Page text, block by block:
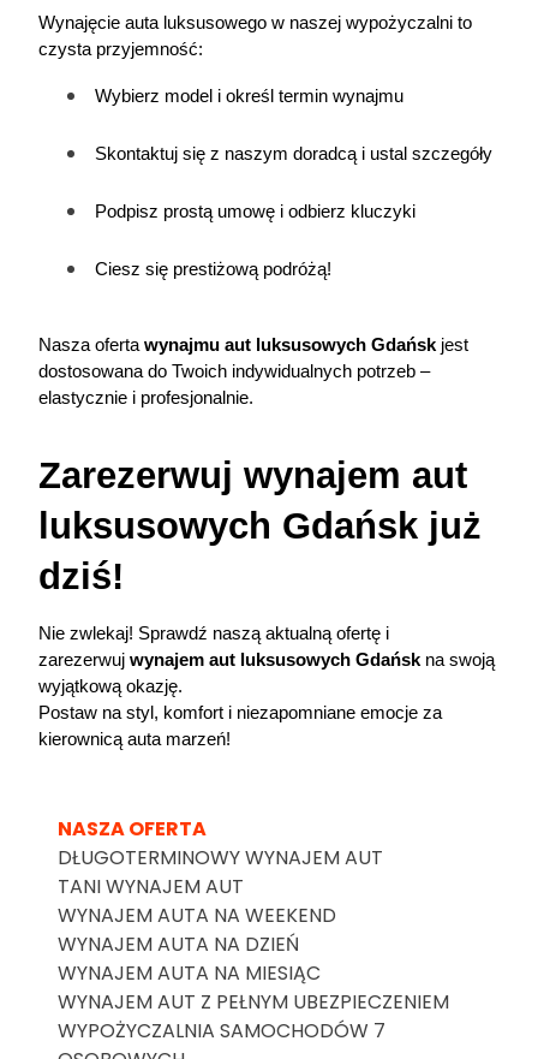
NASZA OFERTA
DŁUGOTERMINOWY WYNAJEM AUT
TANI WYNAJEM AUT
WYNAJEM AUTA NA WEEKEND
WYNAJEM AUTA NA DZIEŃ
WYNAJEM AUTA NA MIESIĄC
WYNAJEM AUT Z PEŁNYM UBEZPIECZENIEM
WYPOŻYCZALNIA SAMOCHODÓW 7
Wynajęcie auta luksusowego w naszej wypożyczalni to
czysta przyjemność:
Wybierz model i określ termin wynajmu
Skontaktuj się z naszym doradcą i ustal szczegóły
Podpisz prostą umowę i odbierz kluczyki
Ciesz się prestiżową podróżą!
Nasza oferta wynajmu aut luksusowych Gdańsk jest
dostosowana do Twoich indywidualnych potrzeb –
elastycznie i profesjonalnie.
Zarezerwuj wynajem aut
luksusowych Gdańsk już
dziś!
Nie zwlekaj! Sprawdź naszą aktualną ofertę i
zarezerwuj wynajem aut luksusowych Gdańsk na swoją
wyjątkową okazję.
Postaw na styl, komfort i niezapomniane emocje za
kierownicą auta marzeń!